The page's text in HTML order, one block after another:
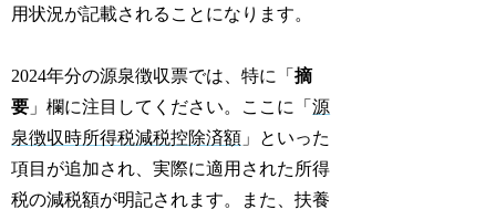
用状況が記載されることになります。
2024年分の源泉徴収票では、特に「摘
要 」欄に注目してください。ここに「源
泉徴収時所得税減税控除済額 」といった
項目が追加され、実際に適用された所得
税の減税額が明記されます。また、扶養